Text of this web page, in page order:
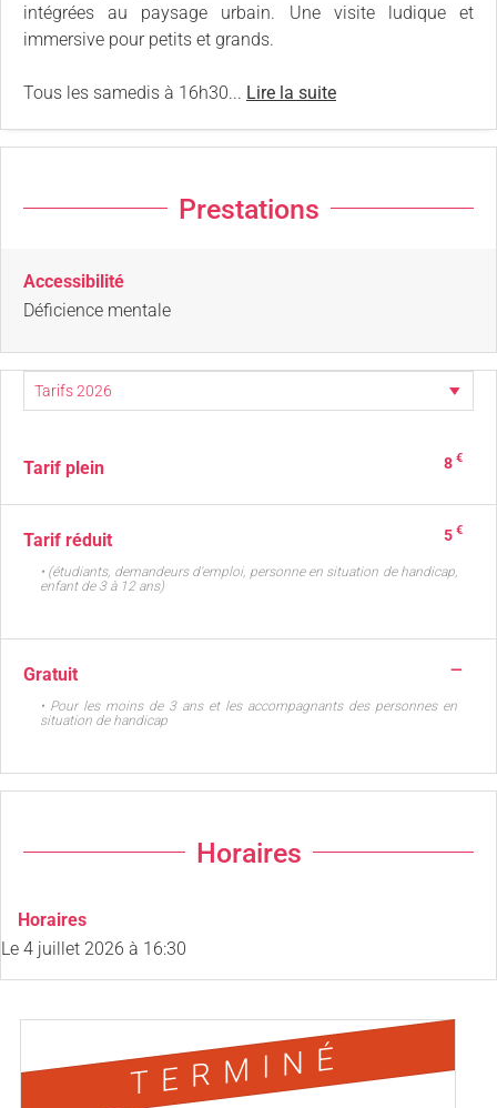
intégrées au paysage urbain. Une visite ludique et
immersive pour petits et grands.
Tous les samedis à 16h30... Lire la suite
Prestations
Accessibilité
Déficience mentale
Tarif plein 8 €
Tarif réduit 5 €
• (étudiants, demandeurs d'emploi, personne en situation de handicap,
enfant de 3 à 12 ans)
Gratuit —
• Pour les moins de 3 ans et les accompagnants des personnes en
situation de handicap
Horaires
Horaires
Le 4 juillet 2026 à 16:30
TERMINÉ